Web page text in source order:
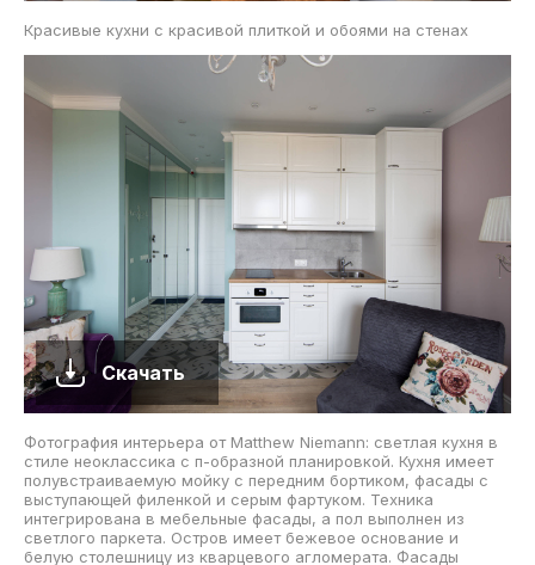
Красивые кухни с красивой плиткой и обоями на стенах
Скачать
Фотография интерьера от Matthew Niemann: светлая кухня в
стиле неоклассика с п-образной планировкой. Кухня имеет
полувстраиваемую мойку с передним бортиком, фасады с
выступающей филенкой и серым фартуком. Техника
интегрирована в мебельные фасады, а пол выполнен из
светлого паркета. Остров имеет бежевое основание и
белую столешницу из кварцевого агломерата. Фасады